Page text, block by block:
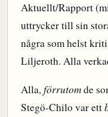
Aktuellt/Rapport
uttrycker till sin
några som helst
Liljeroth. Alla
Alla, förrutomde
Stegö-Chilo var ett